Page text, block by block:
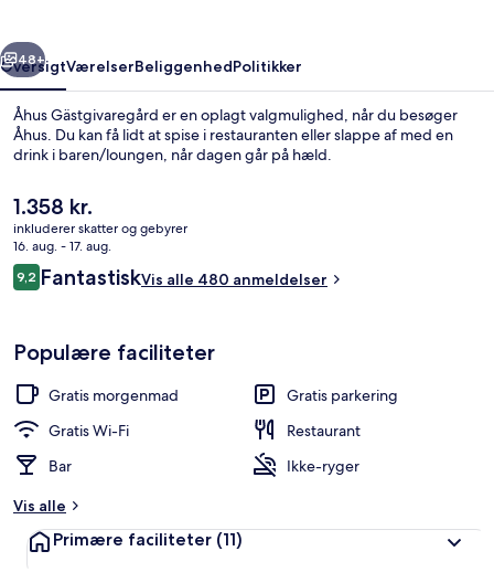
Næste
48+
OversigtVærelserBeliggenhedPolitikker
Åhus Gästgivaregård er en oplagt valgmulighed, når du besøger
Åhus. Du kan få lidt at spise i restauranten eller slappe af med en
drink i baren/loungen, når dagen går på hæld.
Den
nuværende
pris
er
1.358 kr.
1.358 kr.
inkluderer skatter og gebyrer
16. aug. - 17. aug.
Anmeldelser
9,29,2 ud af 10.
FantastiskVis alle 480 anmeldelser
Populære faciliteter
Gratis morgenmad
Gratis parkering
Gratis Wi-Fi
Restaurant
Bar
Ikke-ryger
Vis alle
Primære faciliteter (11)